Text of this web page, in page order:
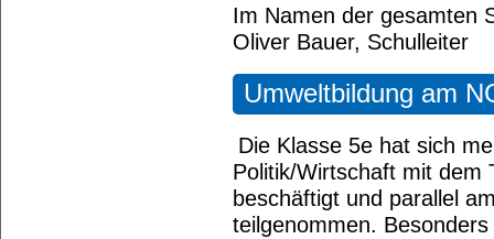
Im Namen der gesamten
Oliver Bauer, Schulleiter
Umweltbildung am
Die Klasse 5e hat sich
Politik/Wirtschaft mit dem
beschäftigt und parallel
teilgenommen.